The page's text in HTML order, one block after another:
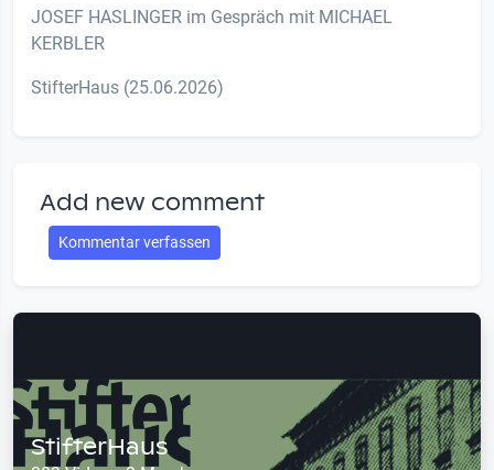
JOSEF HASLINGER im Gespräch mit MICHAEL
KERBLER
StifterHaus (25.06.2026)
Add new comment
Kommentar verfassen
StifterHaus